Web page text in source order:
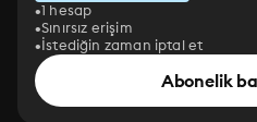
1 hesap
Sınırsız erişim
İstediğin zaman iptal et
Abonelik